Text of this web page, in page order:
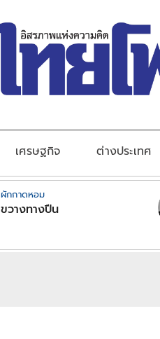
เศรษฐกิจ ต่างประเทศ
ผักกาดหอม
ขวางทางปืน